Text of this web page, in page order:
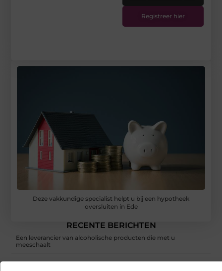
Deze vakkundige specialist helpt u bij een hypotheek
oversluiten in Ede
RECENTE BERICHTEN
Een leverancier van alcoholische producten die met u
meeschaalt
Registreer hier